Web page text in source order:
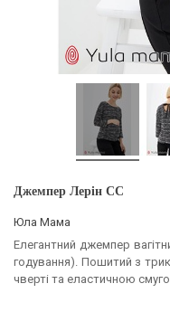
Джемпер Лерін CC
Юла Мама
Елегантний джемпер
годування). Пошитий з
чверті та еластичною